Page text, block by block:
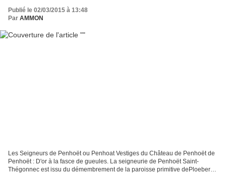
Publié le 02/03/2015 à 13:48
Par AMMON
Les Seigneurs de Penhoët ou Penhoat Vestiges du Château de Penhoët de
Penhoët : D'or à la fasce de gueules. La seigneurie de Penhoët Saint-
Thégonnec est issu du démembrement de la paroisse primitive dePloeber